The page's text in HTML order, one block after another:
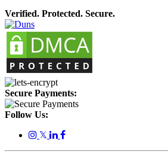
Verified. Protected. Secure.
Secure Payments:
Follow Us:
𝕏